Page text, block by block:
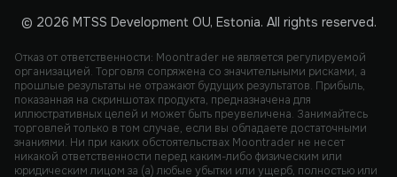
© 2026 MTSS Development OU, Estonia. All rights reserved.
Отказ от ответственности: Moontrader не является регулируемой
организацией. Торговля сопряжена со значительными рисками, а
прошлые результаты не отражают будущих результатов. Прибыль,
показанная на скриншотах продукта, предназначена для
иллюстративных целей и может быть преувеличена. Занимайтесь
торговлей только в том случае, если вы обладаете достаточными
знаниями. Ни при каких обстоятельствах Moontrader не несет
никакой ответственности перед каким-либо физическим или
юридическим лицом за (а) любые убытки или ущерб, полностью или